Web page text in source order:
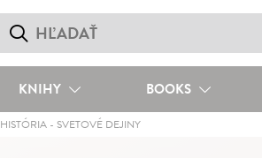
KNIHY BOOKS
HISTÓRIA - SVETOVÉ DEJINY